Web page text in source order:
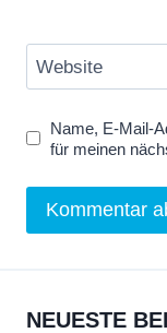
Website
Name, E-Mail-
für meinen
NEUESTE